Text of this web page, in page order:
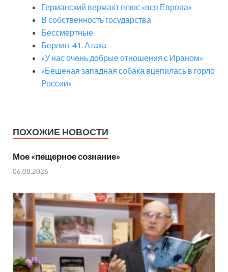
Германский вермахт плюс «вся Европа»
В собственность государства
Бессмертные
Берлин-41. Атака
«У нас очень добрые отношения с Ираном»
«Бешеная западная собака вцепилась в горло
России»
ПОХОЖИЕ НОВОСТИ
Мое «пещерное сознание»
06.08.2026